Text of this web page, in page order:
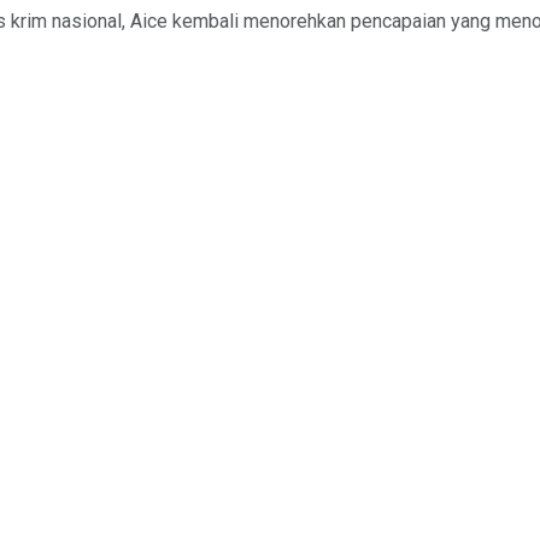
nasional, Aice kembali menorehkan pencapaian yang